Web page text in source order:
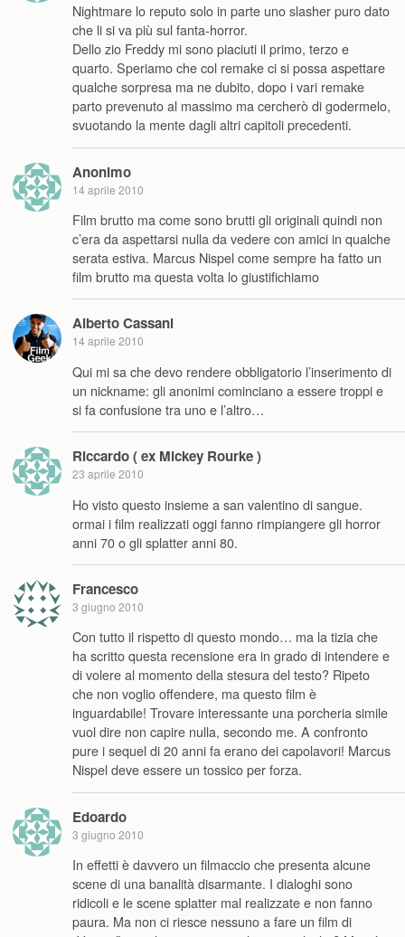
Nightmare lo reputo solo in parte uno slasher puro dato
che li si va più sul fanta-horror.
Dello zio Freddy mi sono piaciuti il primo, terzo e
quarto. Speriamo che col remake ci si possa aspettare
qualche sorpresa ma ne dubito, dopo i vari remake
parto prevenuto al massimo ma cercherò di godermelo,
svuotando la mente dagli altri capitoli precedenti.
Anonimo
14 aprile 2010
Film brutto ma come sono brutti gli originali quindi non
c’era da aspettarsi nulla da vedere con amici in qualche
serata estiva. Marcus Nispel come sempre ha fatto un
film brutto ma questa volta lo giustifichiamo
Alberto Cassani
14 aprile 2010
Qui mi sa che devo rendere obbligatorio l’inserimento di
un nickname: gli anonimi cominciano a essere troppi e
si fa confusione tra uno e l’altro…
Riccardo ( ex Mickey Rourke )
23 aprile 2010
Ho visto questo insieme a san valentino di sangue.
ormai i film realizzati oggi fanno rimpiangere gli horror
anni 70 o gli splatter anni 80.
Francesco
3 giugno 2010
Con tutto il rispetto di questo mondo… ma la tizia che
ha scritto questa recensione era in grado di intendere e
di volere al momento della stesura del testo? Ripeto
che non voglio offendere, ma questo film è
inguardabile! Trovare interessante una porcheria simile
vuol dire non capire nulla, secondo me. A confronto
pure i sequel di 20 anni fa erano dei capolavori! Marcus
Nispel deve essere un tossico per forza.
Edoardo
3 giugno 2010
In effetti è davvero un filmaccio che presenta alcune
scene di una banalità disarmante. I dialoghi sono
ridicoli e le scene splatter mal realizzate e non fanno
paura. Ma non ci riesce nessuno a fare un film di